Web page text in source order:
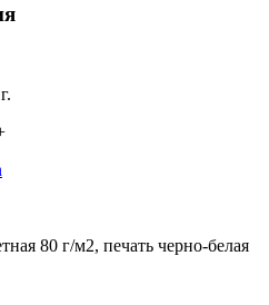
80 г/м2, печать черно-белая